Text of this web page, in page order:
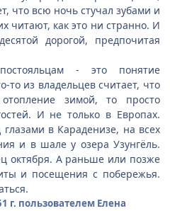
что всю ночь стучал зубами и
читают, как это ни странно. И
дорогой, предпочитая
- это понятие
то из владельцев считает, что
зимой, то просто
И не только в Европах.
в Караденизе, на всех
и в шале у озера Узунгёль.
октября. А раньше или позже
и посещения с побережья.
1 г. пользователем Елена